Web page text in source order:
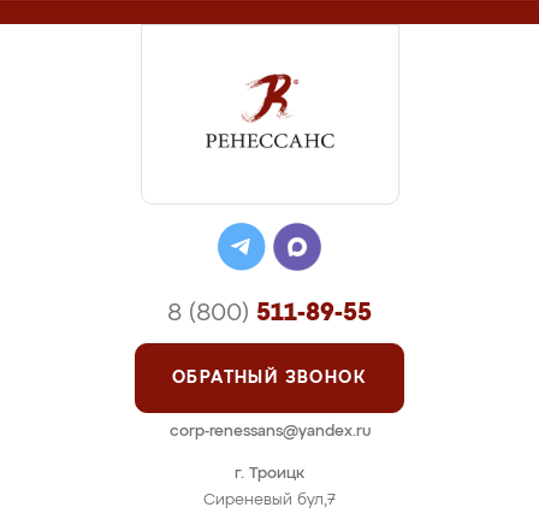
г. Троицк
Сиреневый бул,7
8 (800) 511-89-55
ОБРАТНЫЙ ЗВОНОК
corp-renessans@yandex.ru